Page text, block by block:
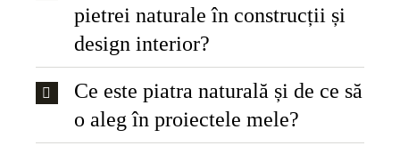
pietrei naturale în construcții și
design interior?
Ce este piatra naturală și de ce să
o aleg în proiectele mele?